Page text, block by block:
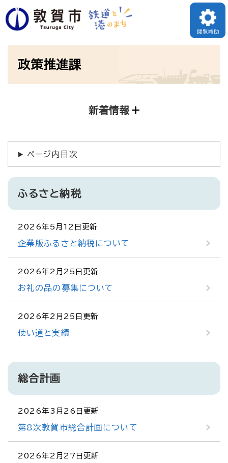
ペ
ー
閲覧補助
政策推進課
新着情報
ページ内目次
ふるさと納税
2026年5月12日更新
企業版ふるさと納税について
2026年2月25日更新
お礼の品の募集について
2026年2月25日更新
使い道と実績
総合計画
2026年3月26日更新
第8次敦賀市総合計画について
2026年2月27日更新